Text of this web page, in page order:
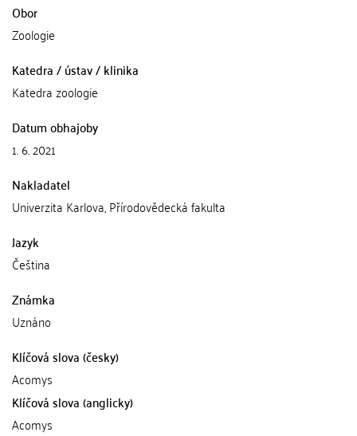
Obor
Zoologie
Katedra / ústav / klinika
Katedra zoologie
Datum obhajoby
1. 6. 2021
Nakladatel
Univerzita Karlova, Přírodovědecká fakulta
Jazyk
Čeština
Známka
Uznáno
Klíčová slova (česky)
Acomys
Klíčová slova (anglicky)
Acomys